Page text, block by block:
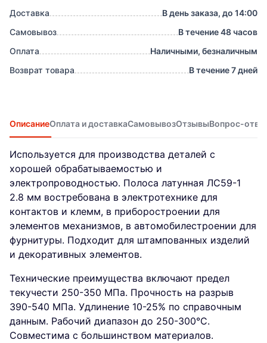
Доставка
В день заказа, до 14:00
Самовывоз
В течение 48 часов
Оплата
Наличными, безналичным
Возврат товара
В течение 7 дней
ОписаниеОплата и доставкаСамовывозОтзывыВопрос-
Используется для производства деталей с
хорошей обрабатываемостью и
электропроводностью. Полоса латунная ЛС59-1
2.8 мм востребована в электротехнике для
контактов и клемм, в приборостроении для
элементов механизмов, в автомобилестроении для
фурнитуры. Подходит для штампованных изделий
и декоративных элементов.
Технические преимущества включают предел
текучести 250-350 МПа. Прочность на разрыв
390-540 МПа. Удлинение 10-25% по справочным
данным. Рабочий диапазон до 250-300°C.
Совместима с большинством материалов.